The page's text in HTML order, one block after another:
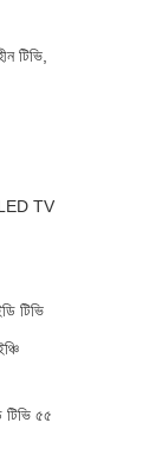
টিভি,
TV
টিভি
টিভি ৫৫